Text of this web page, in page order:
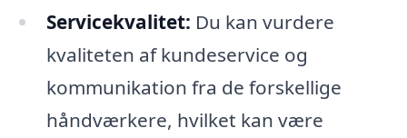
Servicekvalitet: Du kan vurdere
kvaliteten af kundeservice og
kommunikation fra de forskellige
håndværkere, hvilket kan være